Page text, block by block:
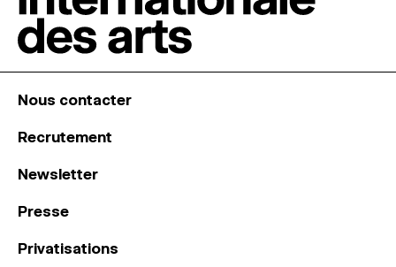
Nous contacter
Recrutement
Newsletter
Presse
Privatisations